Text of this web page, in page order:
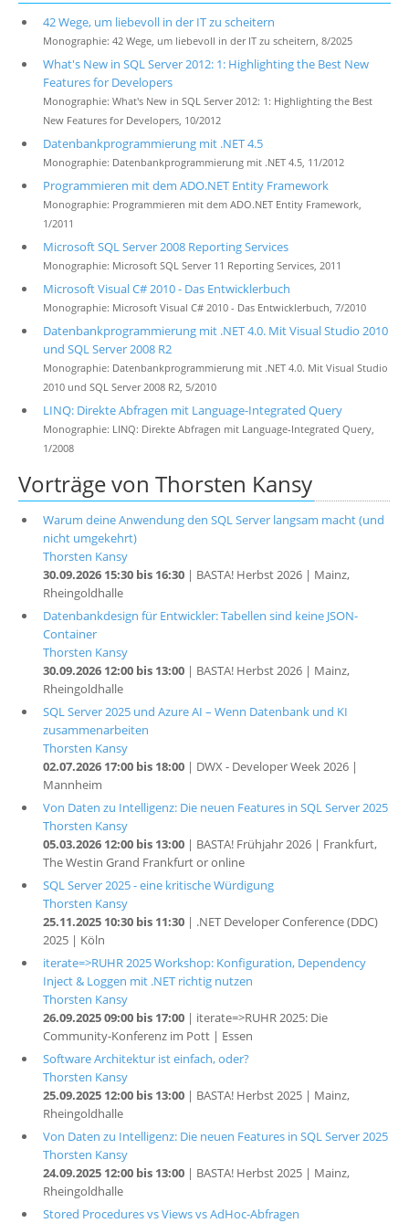
42 Wege, um liebevoll in der IT zu scheitern
Monographie: 42 Wege, um liebevoll in der IT zu scheitern, 8/2025
What's New in SQL Server 2012: 1: Highlighting the Best New
Features for Developers
Monographie: What's New in SQL Server 2012: 1: Highlighting the Best
New Features for Developers, 10/2012
Datenbankprogrammierung mit .NET 4.5
Monographie: Datenbankprogrammierung mit .NET 4.5, 11/2012
Programmieren mit dem ADO.NET Entity Framework
Monographie: Programmieren mit dem ADO.NET Entity Framework,
1/2011
Microsoft SQL Server 2008 Reporting Services
Monographie: Microsoft SQL Server 11 Reporting Services, 2011
Microsoft Visual C# 2010 - Das Entwicklerbuch
Monographie: Microsoft Visual C# 2010 - Das Entwicklerbuch, 7/2010
Datenbankprogrammierung mit .NET 4.0. Mit Visual Studio 2010
und SQL Server 2008 R2
Monographie: Datenbankprogrammierung mit .NET 4.0. Mit Visual Studio
2010 und SQL Server 2008 R2, 5/2010
LINQ: Direkte Abfragen mit Language-Integrated Query
Monographie: LINQ: Direkte Abfragen mit Language-Integrated Query,
1/2008
Vorträge von Thorsten Kansy
Warum deine Anwendung den SQL Server langsam macht (und
nicht umgekehrt)
Thorsten Kansy
30.09.2026 15:30 bis 16:30| BASTA! Herbst 2026 | Mainz,
Rheingoldhalle
Datenbankdesign für Entwickler: Tabellen sind keine JSON-
Container
Thorsten Kansy
30.09.2026 12:00 bis 13:00| BASTA! Herbst 2026 | Mainz,
Rheingoldhalle
SQL Server 2025 und Azure AI – Wenn Datenbank und KI
zusammenarbeiten
Thorsten Kansy
02.07.2026 17:00 bis 18:00| DWX - Developer Week 2026 |
Mannheim
Von Daten zu Intelligenz: Die neuen Features in SQL Server 2025
Thorsten Kansy
05.03.2026 12:00 bis 13:00| BASTA! Frühjahr 2026 | Frankfurt,
The Westin Grand Frankfurt or online
SQL Server 2025 - eine kritische Würdigung
Thorsten Kansy
25.11.2025 10:30 bis 11:30| .NET Developer Conference (DDC)
2025 | Köln
iterate=>RUHR 2025 Workshop: Konfiguration, Dependency
Inject & Loggen mit .NET richtig nutzen
Thorsten Kansy
26.09.2025 09:00 bis 17:00| iterate=>RUHR 2025: Die
Community-Konferenz im Pott | Essen
Software Architektur ist einfach, oder?
Thorsten Kansy
25.09.2025 12:00 bis 13:00| BASTA! Herbst 2025 | Mainz,
Rheingoldhalle
Von Daten zu Intelligenz: Die neuen Features in SQL Server 2025
Thorsten Kansy
24.09.2025 12:00 bis 13:00| BASTA! Herbst 2025 | Mainz,
Rheingoldhalle
Stored Procedures vs Views vs AdHoc-Abfragen